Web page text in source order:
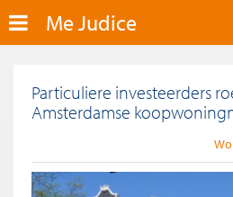
Me Judice
Particuliere investeerders
Amsterdamse